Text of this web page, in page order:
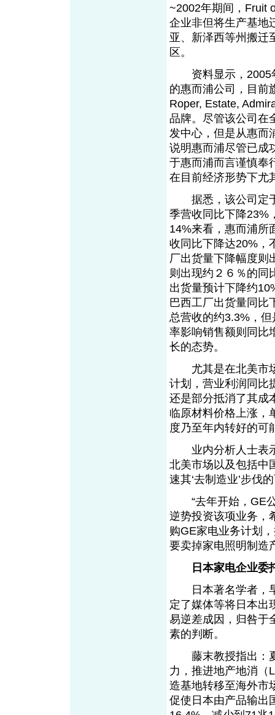
~2002年期间，Fruit
企业非但将生产基地
亚、新泽西等州搬迁
区。
资料显示，2005年
的惠而浦公司，目前
Roper, Estate,
品牌。尽管该公司在
发中心，但是从惠而
说明惠而浦尽管已成
于惠而浦而言谨慎奉
在目前经济形势下尤
据悉，该公司定于
季营收同比下降23%
14%来看，惠而浦所
收同比下降达20%，
厂出货量下降幅度则
则出现约２６％的同
出货量预计下降约
巴西工厂出货量同比
总营收的约3.3%，
率影响销售额则同比
长的态势。
尤其是在北美市场
计划，营业利润同比
还是部分抵消了其成
临原材料价格上涨，
度乃至年内转好的可
业内分析人士表示
北美市场以及包括中
速其‘去制造业’步伐
“去年开始，GE公
逆势投资该项业务，
购GE家电业务计划
要卖掉家电照明制造
日本家电企业委
日本著名学者，早
定了媒体等将日本出
易逆差成因，归咎于
素的判断。
藤末教授指出：夏
力，推进地产地消（
造基地转移至海外市
促使日本由产品输出